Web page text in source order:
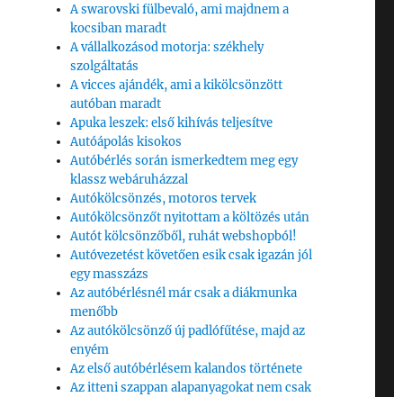
A swarovski fülbevaló, ami majdnem a
kocsiban maradt
A vállalkozásod motorja: székhely
szolgáltatás
A vicces ajándék, ami a kikölcsönzött
autóban maradt
Apuka leszek: első kihívás teljesítve
Autóápolás kisokos
Autóbérlés során ismerkedtem meg egy
klassz webáruházzal
Autókölcsönzés, motoros tervek
Autókölcsönzőt nyitottam a költözés után
Autót kölcsönzőből, ruhát webshopból!
Autóvezetést követően esik csak igazán jól
egy masszázs
Az autóbérlésnél már csak a diákmunka
menőbb
Az autókölcsönző új padlófűtése, majd az
enyém
Az első autóbérlésem kalandos története
Az itteni szappan alapanyagokat nem csak